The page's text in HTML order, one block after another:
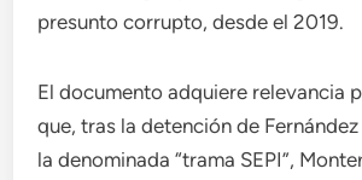
presunto corrupto, desde el 2019.
El documento adquiere relevancia
que, tras la detención de
la denominada “trama SEPI”,